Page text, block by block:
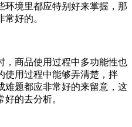
环境里都应特别好来掌握，那
好的。
，商品使用过程中多功能性也
使用过程中能够弄清楚，拌
难题都应非常好的来留意，这
的去分析。